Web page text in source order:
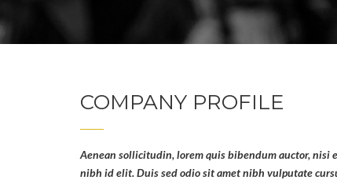
COMPANY PROFILE
Aenean sollicitudin, lorem quis bibendum auctor, nisi
nibh id elit. Duis sed odio sit amet nibh vulputate